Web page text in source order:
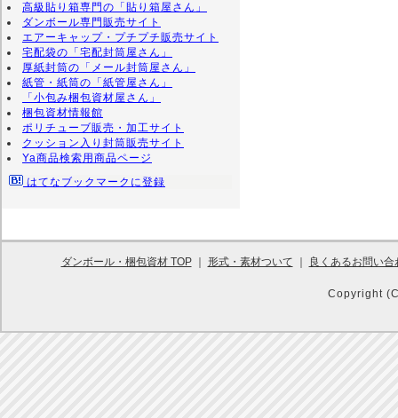
高級貼り箱専門の「貼り箱屋さん」
ダンボール専門販売サイト
エアーキャップ・プチプチ販売サイト
宅配袋の「宅配封筒屋さん」
厚紙封筒の「メール封筒屋さん」
紙管・紙筒の「紙管屋さん」
「小包み梱包資材屋さん」
梱包資材情報館
ポリチューブ販売・加工サイト
クッション入り封筒販売サイト
Ya商品検索用商品ページ
はてなブックマークに登録
ダンボール・梱包資材 TOP｜ 形式・素材ついて 良くあるお問い合
Copyright